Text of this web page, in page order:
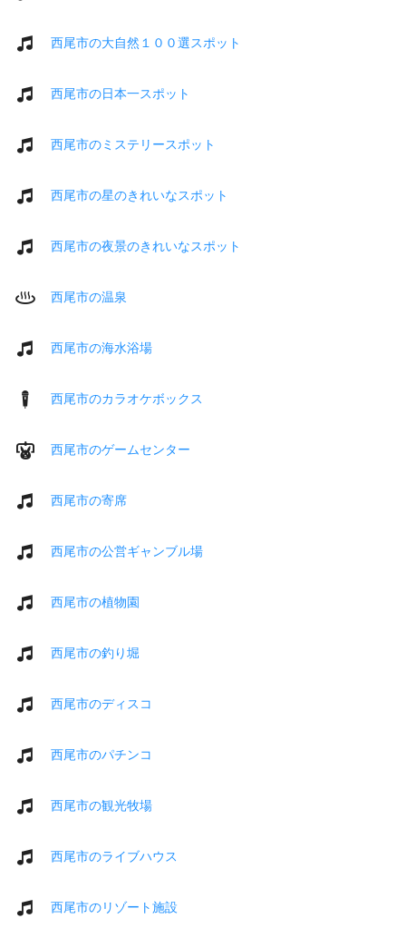
西尾市の大自然１００選スポット
西尾市の日本一スポット
西尾市のミステリースポット
西尾市の星のきれいなスポット
西尾市の夜景のきれいなスポット
西尾市の温泉
西尾市の海水浴場
西尾市のカラオケボックス
西尾市のゲームセンター
西尾市の寄席
西尾市の公営ギャンブル場
西尾市の植物園
西尾市の釣り堀
西尾市のディスコ
西尾市のパチンコ
西尾市の観光牧場
西尾市のライブハウス
西尾市のリゾート施設